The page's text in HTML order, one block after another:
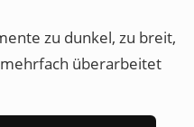
zu dunkel, zu breit,
überarbeitet